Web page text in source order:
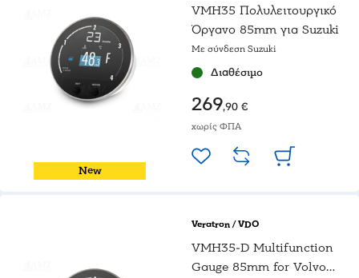
New
VMH35 Πολυλειτουργικό
Όργανο 85mm για Suzuki
Με σύνδεση Suzuki
Διαθέσιμο
269,90 €
χωρίς ΦΠΑ
Veratron / VDO
VMH35-D Multifunction
Gauge 85mm for Volvo